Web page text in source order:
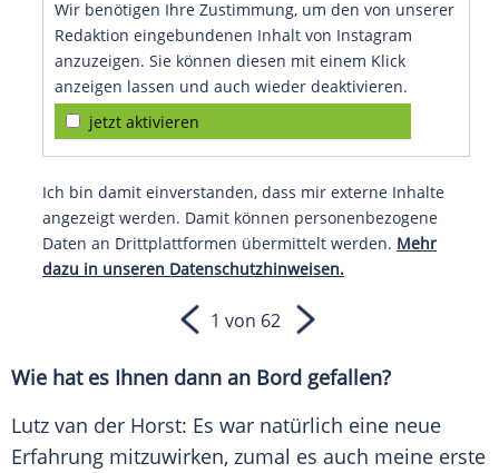
Wir benötigen Ihre Zustimmung, um den von unserer
Redaktion eingebundenen Inhalt von Instagram
anzuzeigen. Sie können diesen mit einem Klick
anzeigen lassen und auch wieder deaktivieren.
jetzt aktivieren
Ich bin damit einverstanden, dass mir externe Inhalte
angezeigt werden. Damit können personenbezogene
Daten an Drittplattformen übermittelt werden. Mehr
dazu in unseren Datenschutzhinweisen.
1 von 62
Wie hat es Ihnen dann an Bord gefallen?
Lutz van der Horst: Es war natürlich eine neue
Erfahrung mitzuwirken, zumal es auch meine erste